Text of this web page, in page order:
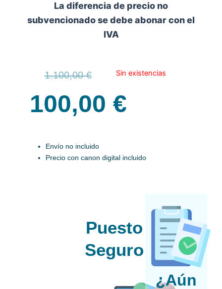
La diferencia de precio no
subvencionado se debe abonar con el
IVA
1.100,00€El
original
100,00 €
El
actual
Sin existencias
Envío no incluido
Precio con canon digital incluido
Puesto
Seguro
¿Aún